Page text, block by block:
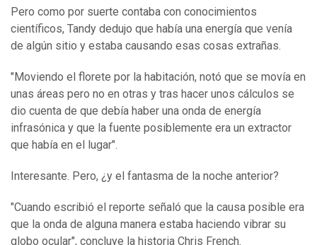
Pero como por suerte contaba con conocimientos
científicos, Tandy dedujo que había una energía que venía
de algún sitio y estaba causando esas cosas extrañas.
"Moviendo el florete por la habitación, notó que se movía en
unas áreas pero no en otras y tras hacer unos cálculos se
dio cuenta de que debía haber una onda de energía
infrasónica y que la fuente posiblemente era un extractor
que había en el lugar".
Interesante. Pero, ¿y el fantasma de la noche anterior?
"Cuando escribió el reporte señaló que la causa posible era
que la onda de alguna manera estaba haciendo vibrar su
globo ocular", concluye la historia Chris French.